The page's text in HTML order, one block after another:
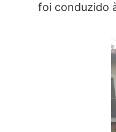
foi conduzido